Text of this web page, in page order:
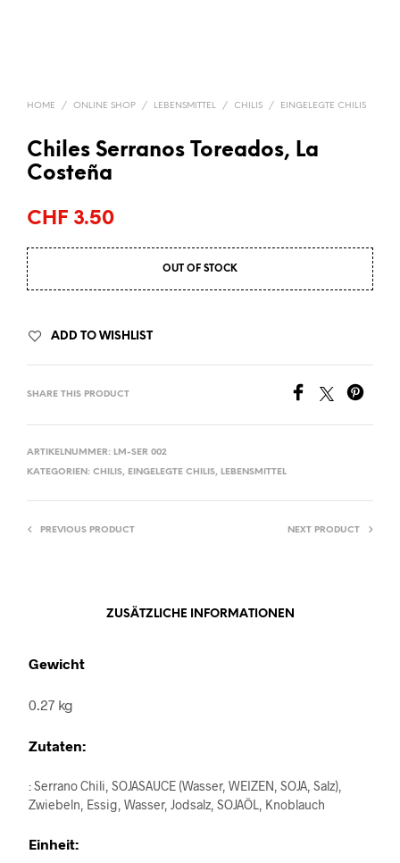
HOME / ONLINE SHOP / LEBENSMITTEL / CHILIS / EINGELEGTE CHILIS
Chiles Serranos Toreados, La
Costeña
CHF 3.50
OUT OF STOCK
ADD TO WISHLIST
SHARE THIS PRODUCT
ARTIKELNUMMER: LM-SER 002
KATEGORIEN: CHILIS, EINGELEGTE CHILIS, LEBENSMITTEL
PREVIOUS PRODUCT NEXT PRODUCT
ZUSÄTZLICHE INFORMATIONEN
Gewicht
0.27 kg
Zutaten:
: Serrano Chili, SOJASAUCE (Wasser, WEIZEN, SOJA, Salz),
Zwiebeln, Essig, Wasser, Jodsalz, SOJAÖL, Knoblauch
Einheit: